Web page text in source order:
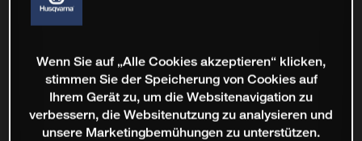
Wenn Sie auf „Alle Cookies akzeptieren“ klicken,
stimmen Sie der Speicherung von Cookies auf
Ihrem Gerät zu, um die Websitenavigation zu
verbessern, die Websitenutzung zu analysieren und
unsere Marketingbemühungen zu unterstützen.